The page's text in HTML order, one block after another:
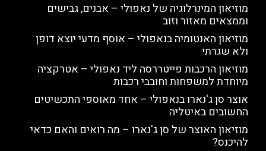
מוזיאון המינרלוגיה של נאפולי – אבנים, גבישים
וממצאים מאזור וזוב
מוזיאון האנטומיה בנאפולי – אוסף מדעי יוצא דופן
ולא שגרתי
מוזיאון הרכבות פייטררסה ליד נאפולי – אטרקציה
מיוחדת למשפחות וחובבי רכבות
אוצר סן ג'נארו בנאפולי – אחד מאוספי התכשיטים
החשובים באיטליה
מוזיאון האוצר של סן ג'נארו – מה רואים והאם כדאי
להיכנס?